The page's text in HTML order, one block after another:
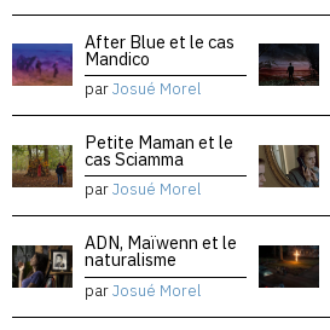
After Blue et le cas
Mandico
parJosué Morel
Petite Maman et le
cas Sciamma
parJosué Morel
ADN, Maïwenn et le
naturalisme
parJosué Morel